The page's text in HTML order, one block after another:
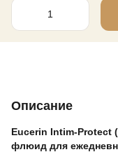
Описание
Eucerin Intim-
флюид для